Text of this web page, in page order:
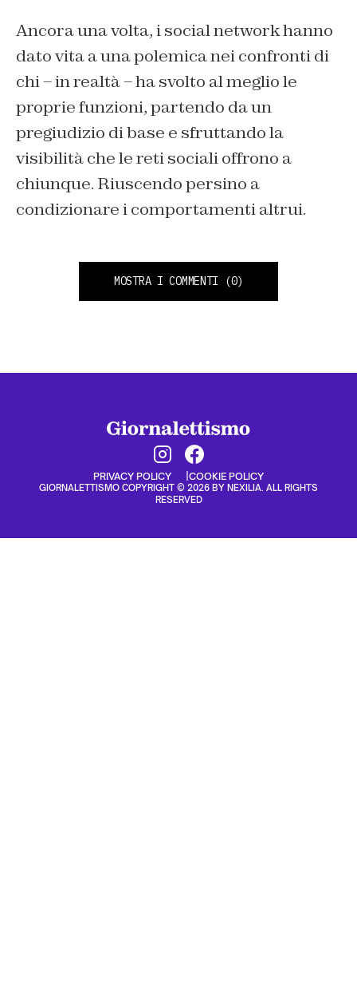
Ancora una volta, i social network hanno
dato vita a una polemica nei confronti di
chi – in realtà – ha svolto al meglio le
proprie funzioni, partendo da un
pregiudizio di base e sfruttando la
visibilità che le reti sociali offrono a
chiunque. Riuscendo persino a
condizionare i comportamenti altrui.
MOSTRA I COMMENTI (0)
PRIVACY POLICY COOKIE POLICY
GIORNALETTISMO COPYRIGHT © 2026 BY NEXILIA. ALL RIGHTS
RESERVED